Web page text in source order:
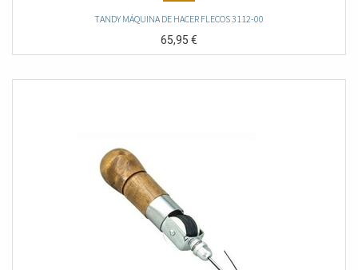
TANDY MÁQUINA DE HACER FLECOS 3112-00
65,95€